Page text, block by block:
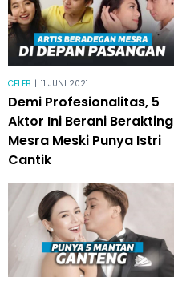
CELEB | 11 JUNI 2021
Demi Profesionalitas, 5
Aktor Ini Berani Berakting
Mesra Meski Punya Istri
Cantik